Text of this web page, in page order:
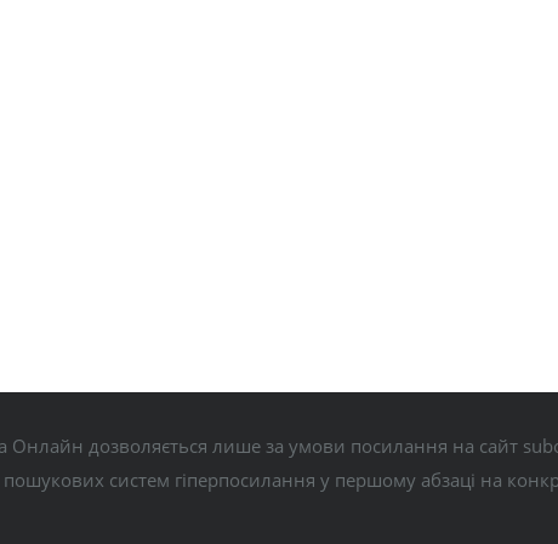
Онлайн дозволяється лише за умови посилання на сайт
систем гіперпосилання у першому абзаці на